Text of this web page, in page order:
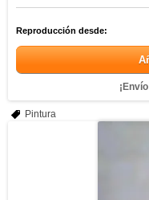
Reproducción desde:
Pintura